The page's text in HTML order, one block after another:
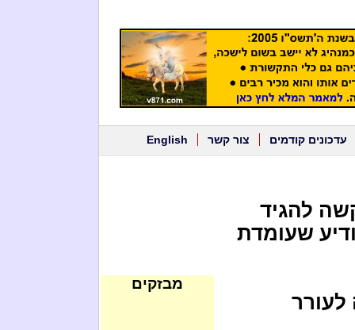
עדכונים קודמים צור קשר English
היא התבקשה להגיד
שעומדת
לעורר
מבזקים